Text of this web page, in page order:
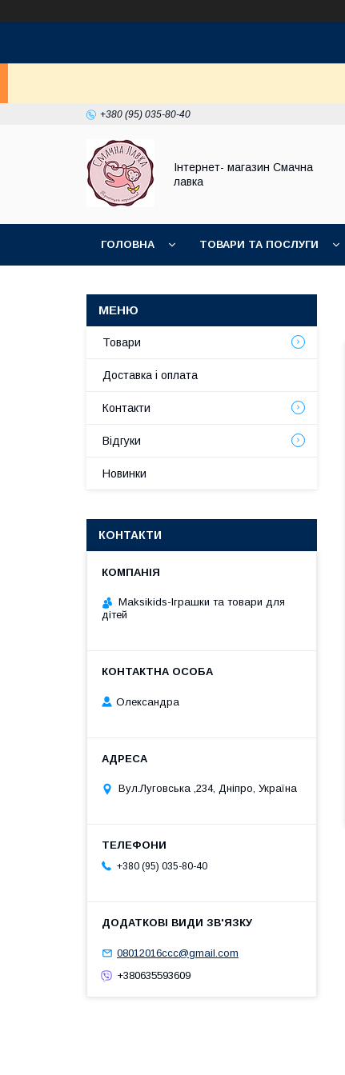
+380 (95) 035-80-40
Інтернет- магазин Смачна
лавка
ГОЛОВНА ТОВАРИ ТА ПОСЛУГИ
Товари
Доставка і оплата
Контакти
Відгуки
Новинки
КОНТАКТИ
Maksikids-Іграшки та товари для
дітей
Олександра
Вул.Луговська ,234, Дніпро, Україна
+380 (95) 035-80-40
08012016ccc@gmail.com
+380635593609